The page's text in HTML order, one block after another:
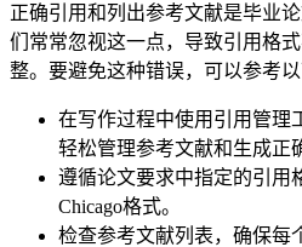
正确引用和列出参考文献是毕业
们常常忽视这一点，导致引用格
整。要避免这种错误，可以参考以
在写作过程中使用引用管理
轻松管理参考文献和生成正
遵循论文要求中指定的引用
Chicago格式。
检查参考文献列表，确保每